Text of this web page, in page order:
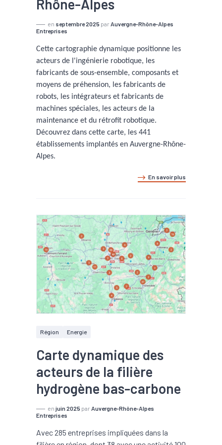
Rhône-Alpes
en septembre 2025 par Auvergne-Rhône-Alpes
Entreprises
Cette cartographie dynamique positionne les
acteurs de l'ingénierie robotique, les
fabricants de sous-ensemble, composants et
moyens de préhension, les fabricants de
robots, les intégrateurs et fabricants de
machines spéciales, les acteurs de la
maintenance et du rétrofit robotique.
Découvrez dans cette carte, les 441
établissements implantés en Auvergne-Rhône-
Alpes.
En savoir plus
Région Energie
Carte dynamique des
acteurs de la filière
hydrogène bas-carbone
en juin 2025 par Auvergne-Rhône-Alpes
Entreprises
Avec 285 entreprises impliquées dans la